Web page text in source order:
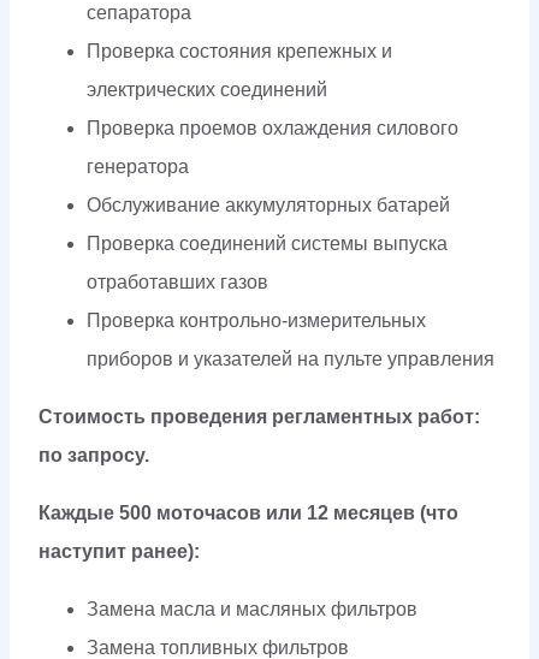
сепаратора
Проверка состояния крепежных и
электрических соединений
Проверка проемов охлаждения силового
генератора
Обслуживание аккумуляторных батарей
Проверка соединений системы выпуска
отработавших газов
Проверка контрольно-измерительных
приборов и указателей на пульте управления
Стоимость проведения регламентных работ:
по запросу.
Каждые 500 моточасов или 12 месяцев (что
наступит ранее):
Замена масла и масляных фильтров
Замена топливных фильтров